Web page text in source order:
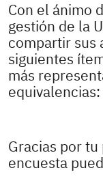
Con el ánimo
gestión de la
compartir sus
siguientes
más
equivalencias:
Gracias por
encuesta